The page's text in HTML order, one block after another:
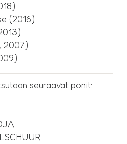
(2016)
2007)
seuraavat ponit: